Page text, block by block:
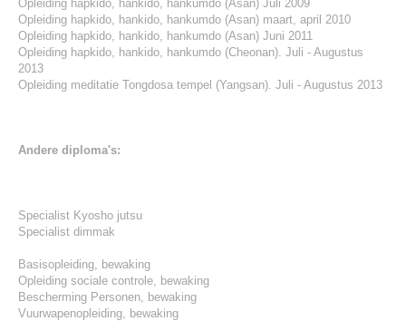
Opleiding hapkido, hankido, hankumdo (Asan) Juli 2009
Opleiding hapkido, hankido, hankumdo (Asan) maart, april 2010
Opleiding hapkido, hankido, hankumdo (Asan) Juni 2011
Opleiding hapkido, hankido, hankumdo (Cheonan). Juli - Augustus
2013
Opleiding meditatie Tongdosa tempel (Yangsan). Juli - Augustus 2013
Andere diploma's:
Specialist Kyosho jutsu
Specialist dimmak
Basisopleiding, bewaking
Opleiding sociale controle, bewaking
Bescherming Personen, bewaking
Vuurwapenopleiding, bewaking